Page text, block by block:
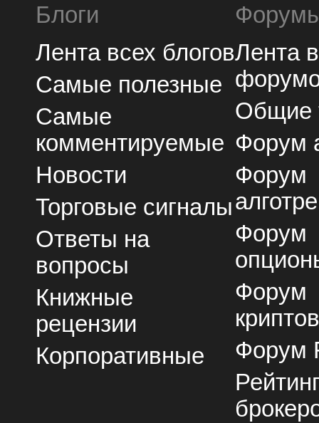
Блоги
Лента всех блогов
Самые полезные
Самые
комментируемые
Новости
Торговые сигналы
Ответы на
вопросы
Книжные
рецензии
Корпоративные
Лента
Общие
Форум
Форум
Форум
Форум
Форум